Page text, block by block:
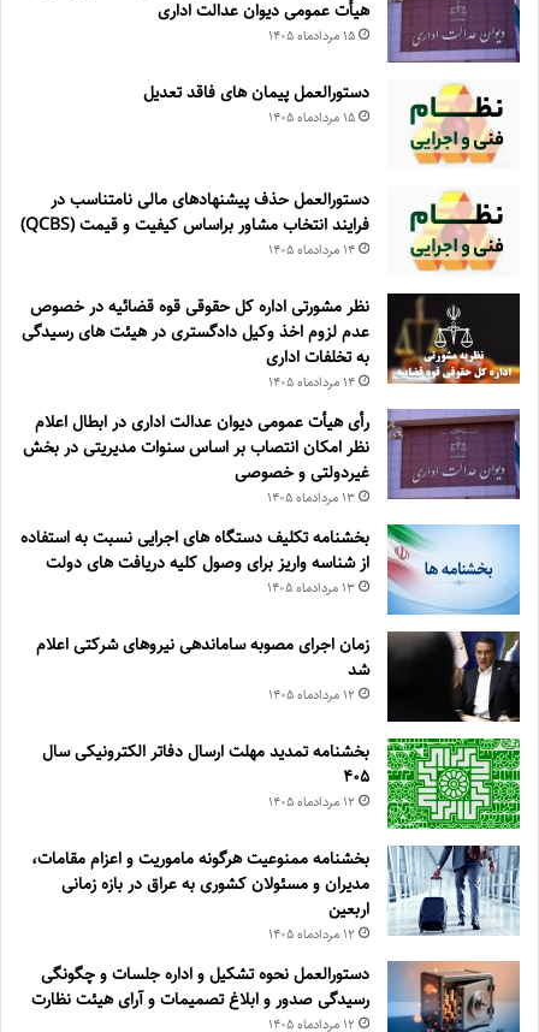
هیأت عمومی دیوان عدالت اداری
۱۵ مرداد‌ماه ۱۴۰۵
دستورالعمل پیمان های فاقد تعدیل
۱۵ مرداد‌ماه ۱۴۰۵
دستورالعمل حذف پيشنهادهای مالی نامتناسب در
فرايند انتخاب مشاور براساس كيفيت و قيمت (QCBS)
۱۴ مرداد‌ماه ۱۴۰۵
نظر مشورتی اداره کل حقوقی قوه قضائیه در خصوص
عدم لزوم اخذ وکیل دادگستری در هیئت های رسیدگی
به تخلفات اداری
۱۴ مرداد‌ماه ۱۴۰۵
رأی هیأت عمومی دیوان عدالت اداری در ابطال اعلام
نظر امکان انتصاب بر اساس سنوات مدیریتی در بخش
غیردولتی و خصوصی
۱۳ مرداد‌ماه ۱۴۰۵
بخشنامه تکلیف دستگاه های اجرایی نسبت به استفاده
از شناسه واریز برای وصول کلیه دریافت های دولت
۱۳ مرداد‌ماه ۱۴۰۵
زمان اجرای مصوبه ساماندهی نیروهای شرکتی اعلام
شد
۱۲ مرداد‌ماه ۱۴۰۵
بخشنامه تمدید مهلت ارسال دفاتر الکترونیکی سال
۴۰۵
۱۲ مرداد‌ماه ۱۴۰۵
بخشنامه ممنوعیت هرگونه ماموریت و اعزام مقامات،
مدیران و مسئولان کشوری به عراق در بازه زمانی
اربعین
۱۲ مرداد‌ماه ۱۴۰۵
دستورالعمل نحوه تشکیل و اداره جلسات و چگونگی
رسیدگی صدور و ‏ابلاغ تصمیمات و‎ ‎آرای هیئت نظارت
۱۲ مرداد‌ماه ۱۴۰۵